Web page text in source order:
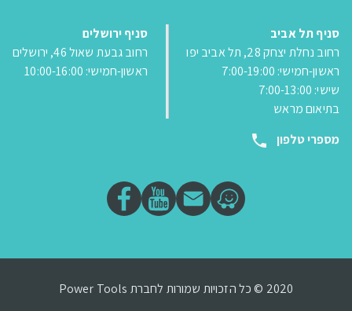
סניף תל אביב
רחוב נחלת יצחק 28, תל אביב יפו
ראשון-חמישי: 7:00-19:00
שישי: 7:00-13:00
בתיאום מראש
סניף ירושלים
רחוב גבעת שאול 46, ירושלים
ראשון-חמישי: 10:00-16:00
מספרי טלפון
2020 © כל הזכויות שמורות לחברת Power Tools